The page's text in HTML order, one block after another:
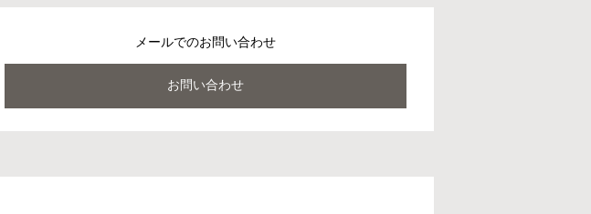
メールでのお問い合わせ
お問い合わせ